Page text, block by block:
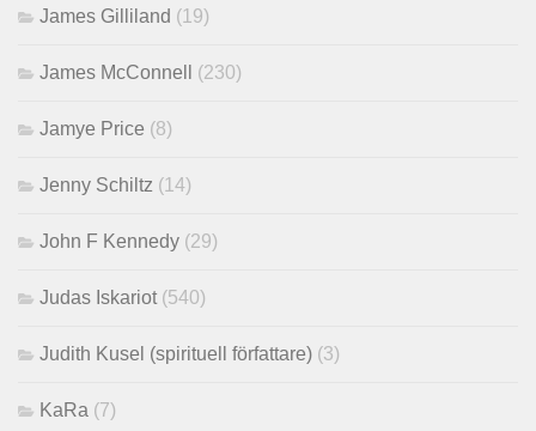
James Gilliland (19)
James McConnell (230)
Jamye Price (8)
Jenny Schiltz (14)
John F Kennedy (29)
Judas Iskariot (540)
Judith Kusel (spirituell författare) (3)
KaRa (7)